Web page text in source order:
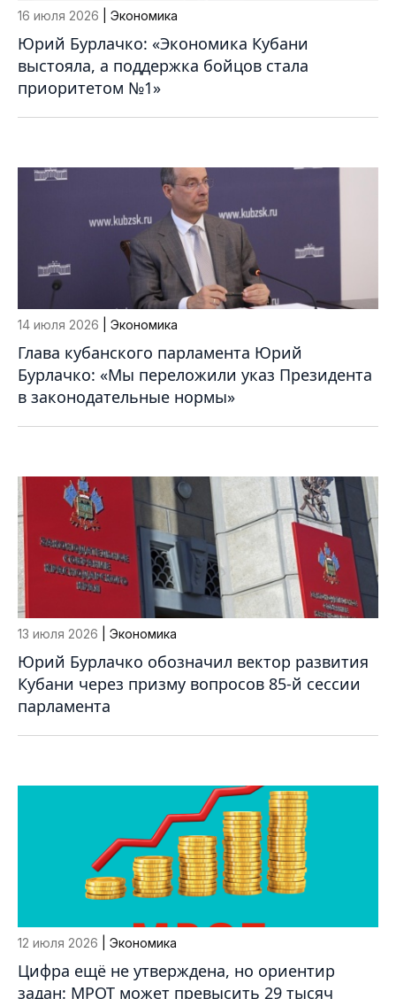
16 июля 2026 | Экономика
Юрий Бурлачко: «Экономика Кубани
выстояла, а поддержка бойцов стала
приоритетом №1»
14 июля 2026 | Экономика
Глава кубанского парламента Юрий
Бурлачко: «Мы переложили указ Президента
в законодательные нормы»
13 июля 2026 | Экономика
Юрий Бурлачко обозначил вектор развития
Кубани через призму вопросов 85-й сессии
парламента
12 июля 2026 | Экономика
Цифра ещё не утверждена, но ориентир
задан: МРОТ может превысить 29 тысяч